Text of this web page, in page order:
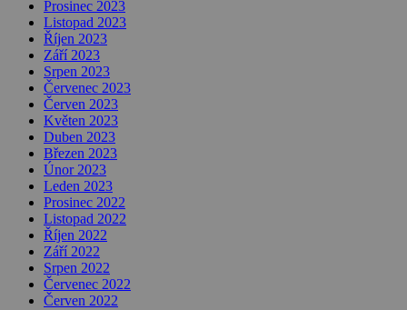
Prosinec 2023
Listopad 2023
Říjen 2023
Září 2023
Srpen 2023
Červenec 2023
Červen 2023
Květen 2023
Duben 2023
Březen 2023
Únor 2023
Leden 2023
Prosinec 2022
Listopad 2022
Říjen 2022
Září 2022
Srpen 2022
Červenec 2022
Červen 2022